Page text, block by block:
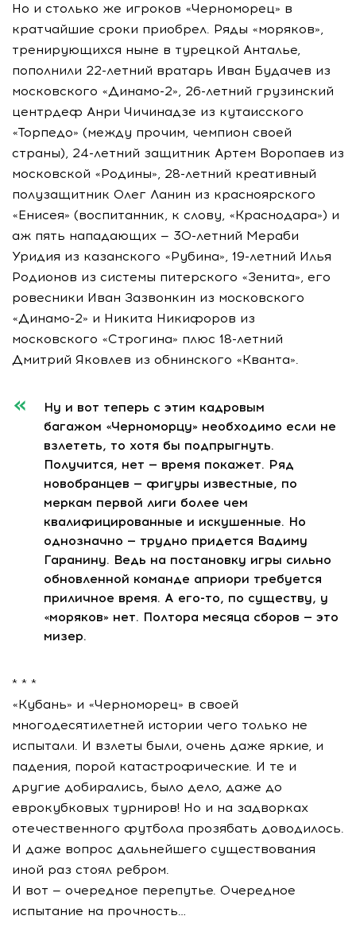
Но и столько же игроков «Черноморец» в
кратчайшие сроки приобрел. Ряды «моряков»,
тренирующихся ныне в турецкой Анталье,
пополнили 22-летний вратарь Иван Будачев из
московского «Динамо-2», 26-летний грузинский
центрдеф Анри Чичинадзе из кутаисского
«Торпедо» (между прочим, чемпион своей
страны), 24-летний защитник Артем Воропаев из
московской «Родины», 28-летний креативный
полузащитник Олег Ланин из красноярского
«Енисея» (воспитанник, к слову, «Краснодара») и
аж пять нападающих — 30-летний Мераби
Уридия из казанского «Рубина», 19-летний Илья
Родионов из системы питерского «Зенита», его
ровесники Иван Зазвонкин из московского
«Динамо-2» и Никита Никифоров из
московского «Строгина» плюс 18-летний
Дмитрий Яковлев из обнинского «Кванта».
Ну и вот теперь с этим кадровым
багажом «Черноморцу» необходимо если не
взлететь, то хотя бы подпрыгнуть.
Получится, нет — время покажет. Ряд
новобранцев — фигуры известные, по
меркам первой лиги более чем
квалифицированные и искушенные. Но
однозначно — трудно придется Вадиму
Гаранину. Ведь на постановку игры сильно
обновленной команде априори требуется
приличное время. А его-то, по существу, у
«моряков» нет. Полтора месяца сборов — это
мизер.
* * *
«Кубань» и «Черноморец» в своей
многодесятилетней истории чего только не
испытали. И взлеты были, очень даже яркие, и
падения, порой катастрофические. И те и
другие добирались, было дело, даже до
еврокубковых турниров! Но и на задворках
отечественного футбола прозябать доводилось.
И даже вопрос дальнейшего существования
иной раз стоял ребром.
И вот — очередное перепутье. Очередное
испытание на прочность…